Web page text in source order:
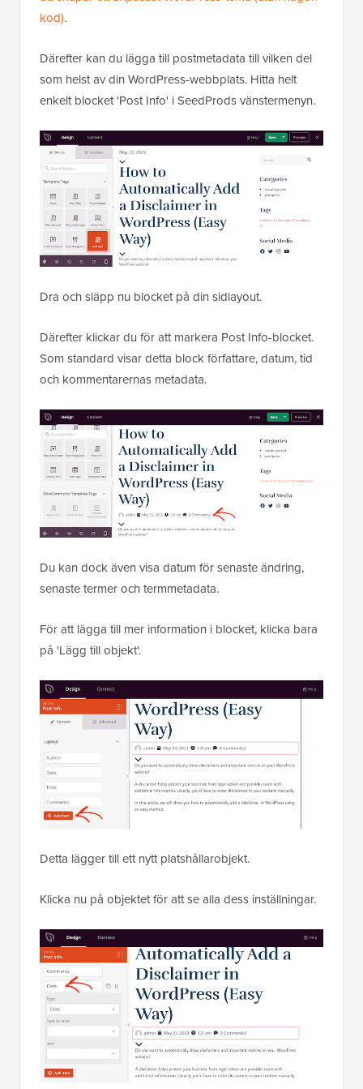
kod).
Därefter kan du lägga till postmetadata till vilken del
som helst av din WordPress-webbplats. Hitta helt
enkelt blocket 'Post Info' i SeedProds vänstermenyn.
Dra och släpp nu blocket på din sidlayout.
Därefter klickar du för att markera Post Info-blocket.
Som standard visar detta block författare, datum, tid
och kommentarernas metadata.
Du kan dock även visa datum för senaste ändring,
senaste termer och termmetadata.
För att lägga till mer information i blocket, klicka bara
på 'Lägg till objekt'.
Detta lägger till ett nytt platshållarobjekt.
Klicka nu på objektet för att se alla dess inställningar.